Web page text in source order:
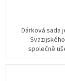
Dárková sada
společně